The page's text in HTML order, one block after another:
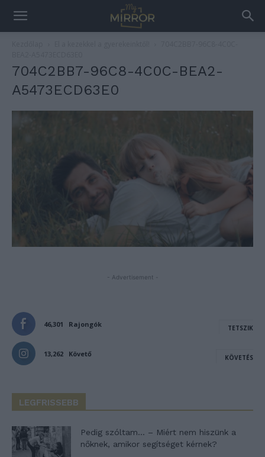
704C2BB7-96C8-4C0C-BEA2-
A5473ECD63E0
- Advertisement -
46,301 Rajongók TETSZIK
13,262 Követő KÖVETÉS
LEGFRISSEBB
Pedig szóltam… – Miért nem hiszünk a
nőknek, amikor segítséget kérnek?